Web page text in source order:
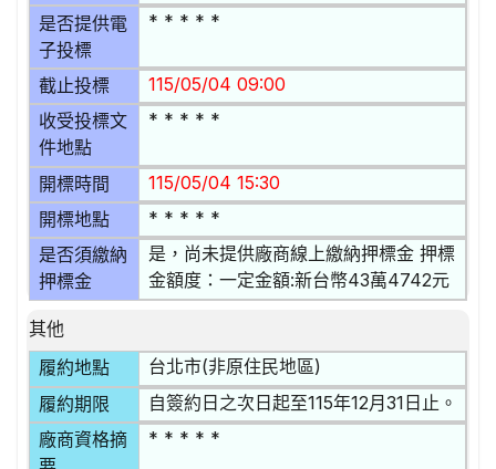
是否提供電
子投標
* * * * *
截止投標 115/05/04 09:00
收受投標文
件地點
* * * * *
開標時間 115/05/04 15:30
開標地點 * * * * *
是否須繳納
押標金
是，尚未提供廠商線上繳納押標金 押標
金額度：一定金額:新台幣43萬4742元
其他
履約地點
台北市(非原住民地區)
履約期限 自簽約日之次日起至115年12月31日止。
廠商資格摘
* * * * *